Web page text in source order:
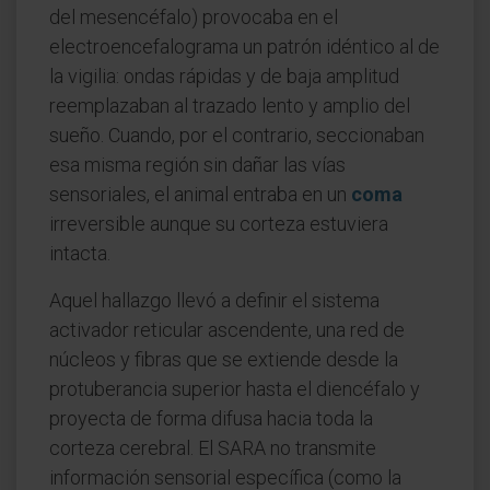
del mesencéfalo) provocaba en el
electroencefalograma un patrón idéntico al de
la vigilia: ondas rápidas y de baja amplitud
reemplazaban al trazado lento y amplio del
sueño. Cuando, por el contrario, seccionaban
esa misma región sin dañar las vías
sensoriales, el animal entraba en un coma
irreversible aunque su corteza estuviera
intacta.
Aquel hallazgo llevó a definir el sistema
activador reticular ascendente, una red de
núcleos y fibras que se extiende desde la
protuberancia superior hasta el diencéfalo y
proyecta de forma difusa hacia toda la
corteza cerebral. El SARA no transmite
información sensorial específica (como la